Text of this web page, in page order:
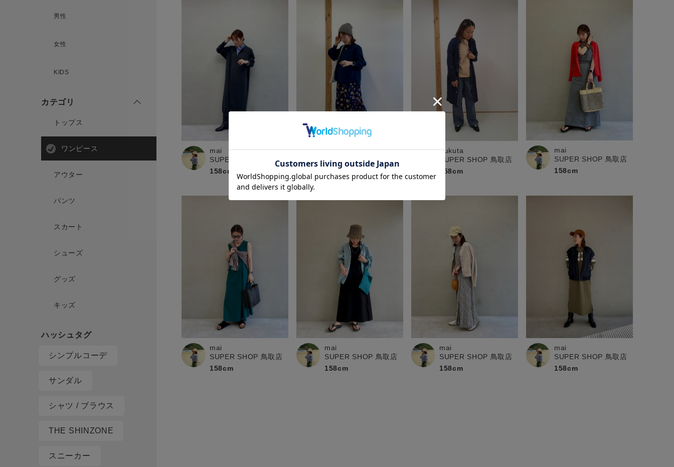
男性
女性
KIDS
カテゴリ
トップス
ワンピース
アウター
パンツ
スカート
シューズ
グッズ
キッズ
シンプルコーデ
サンダル
シャツ / ブラウス
THE SHINZONE
スニーカー
mai
SUPER SHOP 鳥取店
158cm
mai
SUPER SHOP 鳥取店
158cm
Fukuta
SUPER SHOP 鳥取店
158cm
mai
SUPER SHOP 鳥取店
158cm
mai
SUPER SHOP 鳥取店
158cm
mai
SUPER SHOP 鳥取店
158cm
mai
SUPER SHOP 鳥取店
158cm
mai
SUPER SHOP 鳥取店
158cm